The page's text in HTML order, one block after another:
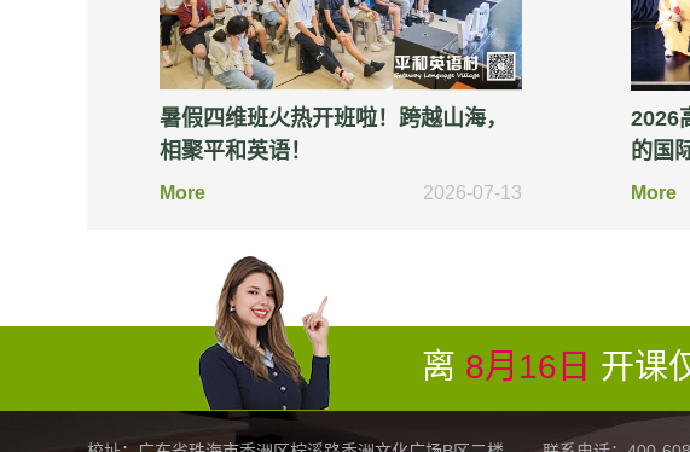
暑假四维班火热开班啦！跨越山海，
相聚平和英语！
More 2026-07-13
2026
的国
More
离 8月16日 开课